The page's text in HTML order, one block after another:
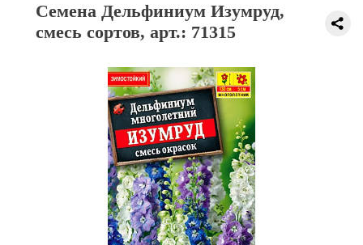
Семена Дельфиниум Изумруд,
смесь сортов, арт.: 71315